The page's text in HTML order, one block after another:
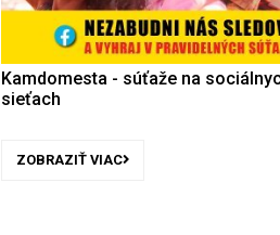
Kamdomesta - súťaže na
sieťach
ZOBRAZIŤ VIAC